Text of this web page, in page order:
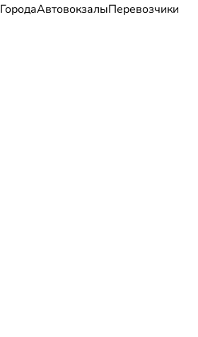
ГородаАвтовокзалыПеревозчики